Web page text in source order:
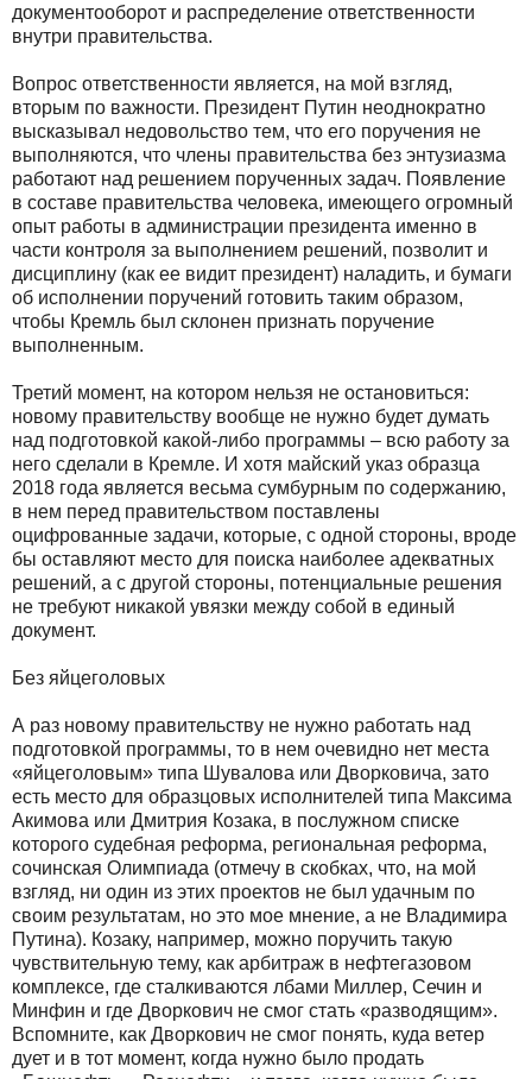
документооборот и распределение ответственности
внутри правительства.
Вопрос ответственности является, на мой взгляд,
вторым по важности. Президент Путин неоднократно
высказывал недовольство тем, что его поручения не
выполняются, что члены правительства без энтузиазма
работают над решением порученных задач. Появление
в составе правительства человека, имеющего огромный
опыт работы в администрации президента именно в
части контроля за выполнением решений, позволит и
дисциплину (как ее видит президент) наладить, и бумаги
об исполнении поручений готовить таким образом,
чтобы Кремль был склонен признать поручение
выполненным.
Третий момент, на котором нельзя не остановиться:
новому правительству вообще не нужно будет думать
над подготовкой какой-либо программы – всю работу за
него сделали в Кремле. И хотя майский указ образца
2018 года является весьма сумбурным по содержанию,
в нем перед правительством поставлены
оцифрованные задачи, которые, с одной стороны, вроде
бы оставляют место для поиска наиболее адекватных
решений, а с другой стороны, потенциальные решения
не требуют никакой увязки между собой в единый
документ.
Без яйцеголовых
А раз новому правительству не нужно работать над
подготовкой программы, то в нем очевидно нет места
«яйцеголовым» типа Шувалова или Дворковича, зато
есть место для образцовых исполнителей типа Максима
Акимова или Дмитрия Козака, в послужном списке
которого судебная реформа, региональная реформа,
сочинская Олимпиада (отмечу в скобках, что, на мой
взгляд, ни один из этих проектов не был удачным по
своим результатам, но это мое мнение, а не Владимира
Путина). Козаку, например, можно поручить такую
чувствительную тему, как арбитраж в нефтегазовом
комплексе, где сталкиваются лбами Миллер, Сечин и
Минфин и где Дворкович не смог стать «разводящим».
Вспомните, как Дворкович не смог понять, куда ветер
дует и в тот момент, когда нужно было продать